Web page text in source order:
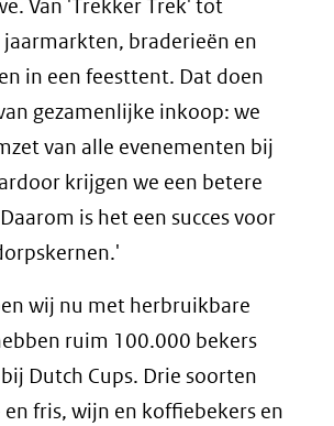
Van 'Trekker Trek' tot
jaarmarkten, braderieën en
in een feesttent. Dat doen
gezamenlijke inkoop: we
van alle evenementen bij
krijgen we een betere
is het een succes voor
wij nu met herbruikbare
ruim 100.000 bekers
Dutch Cups. Drie soorten
fris, wijn en koffiebekers en